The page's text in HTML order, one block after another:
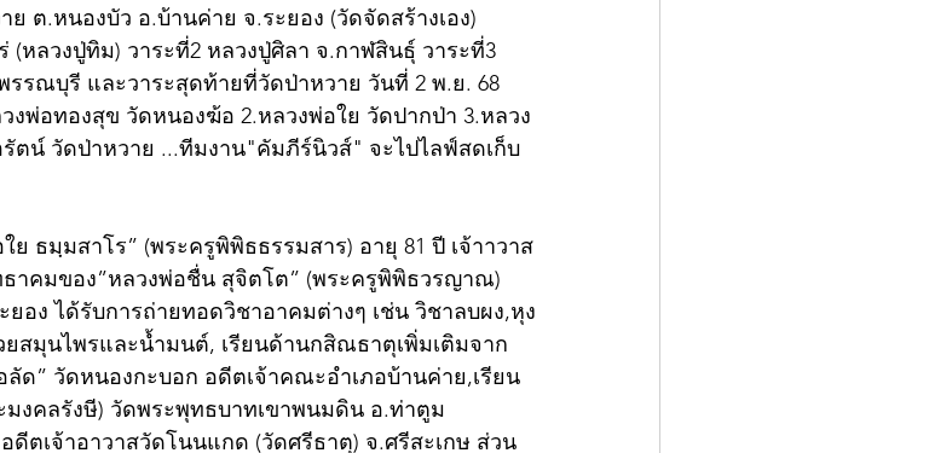
ต.หนองบัว อ.บ้านค่าย จ.ระยอง (วัดจัดสร้างเอง)
(หลวงปู่ทิม) วาระที่2 หลวงปู่ศิลา จ.กาฬสินธุ์ วาระที่3
รรณบุรี และวาระสุดท้ายที่วัดป่าหวาย วันที่ 2 พ.ย. 68
งพ่อทองสุข วัดหนองฆ้อ 2.หลวงพ่อใย วัดปากป่า 3.หลวง
รัตน์ วัดป่าหวาย ...ทีมงาน"คัมภีร์นิวส์" จะไปไลฟ์สดเก็บ
ธมฺมสาโร” (พระครูพิพิธธรรมสาร) อายุ 81 ปี เจ้าาวาส
าคมของ”หลวงพ่อชื่น สุจิตโต” (พระครูพิพิธวรญาณ)
อง ได้รับการถ่ายทอดวิชาอาคมต่างๆ เช่น วิชาลบผง,หุง
สมุนไพรและน้ำมนต์, เรียนด้านกสิณธาตุเพิ่มเติมจาก
ด” วัดหนองกะบอก อดีตเจ้าคณะอำเภอบ้านค่าย,เรียน
งคลรังษี) วัดพระพุทธบาทเขาพนมดิน อ.ท่าตูม
ดีตเจ้าอาวาสวัดโนนแกด (วัดศรีธาตุ) จ.ศรีสะเกษ ส่วน